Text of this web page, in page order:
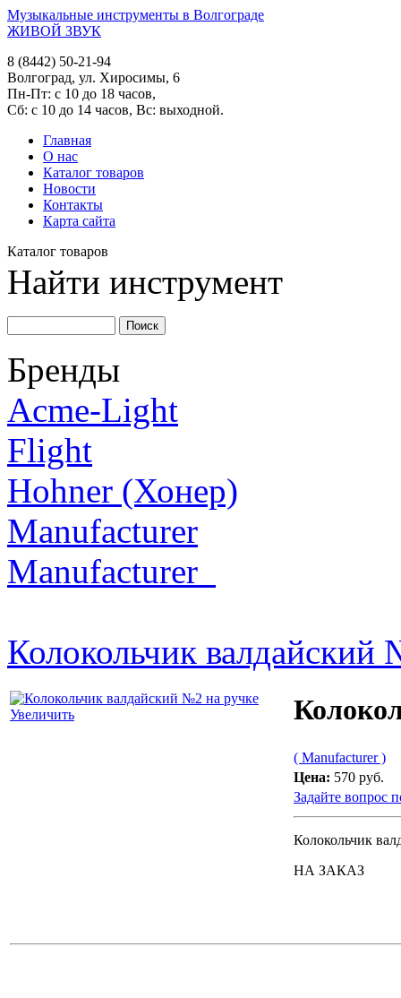
Музыкальные инструменты в Волгограде
ЖИВОЙ ЗВУК
8 (8442) 50-21-94
Волгоград, ул. Хиросимы, 6
Пн-Пт: с 10 до 18 часов,
Сб: с 10 до 14 часов, Вс: выходной.
Главная
О нас
Каталог товаров
Новости
Контакты
Карта сайта
Каталог товаров
Найти инструмент
Бренды
Acme-Light
Flight
Hohner (Хонер)
Manufacturer
Manufacturer_
Колокольчик валдайский
Увеличить
( Manufacturer )
Цена: 570 руб.
Задайте вопрос
Колокольчик
НА ЗАКАЗ